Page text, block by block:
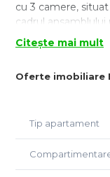
Oferte imobiliare
cu 3 camere,
cadrul
dintre cele mai noi
Mosaic Residence
construcției și
Exista si
Apartamentul este
2026,
doresc o
Citește mai mult
Tip apartament